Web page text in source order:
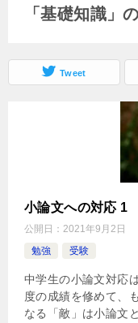
「基礎知識」
Tweet
小論文への対応 1
公開日： 2021年9月2日
勉強
受験
中学生の小論文対応
度の成績を修めて、
なる「敵」は小論文